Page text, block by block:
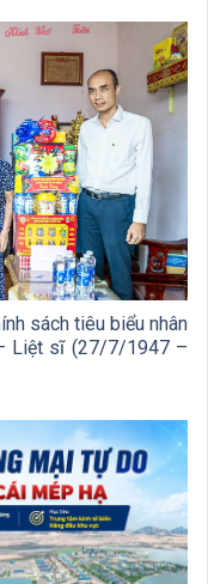
sách tiêu biểu nhân
Liệt sĩ (27/7/1947 –